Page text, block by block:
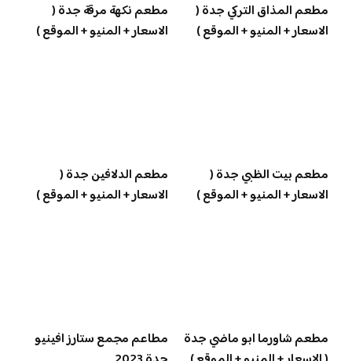
مطعم المذاق التركي جدة (
الاسعار + المنيو + الموقع )
مطعم نكهة مرقة جدة (
الاسعار + المنيو + الموقع )
مطعم بيت الظبي جدة (
الاسعار + المنيو + الموقع )
مطعم الدلافين جدة (
الاسعار + المنيو + الموقع )
مطعم شاورما ابو ماضي جدة
مطاعم مجمع ستارز افينيو